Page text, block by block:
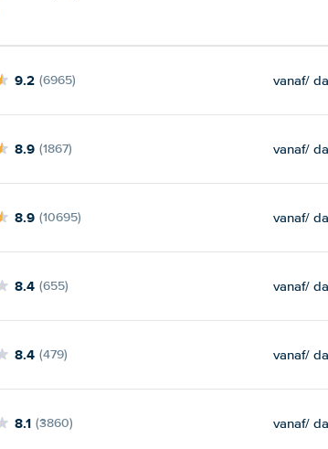
9.2 (6965) vanaf/
8.9 (1867) vanaf/
8.9 (10695) vanaf/
8.4 (655) vanaf/
8.4 (479) vanaf/
8.1 (3860) vanaf/